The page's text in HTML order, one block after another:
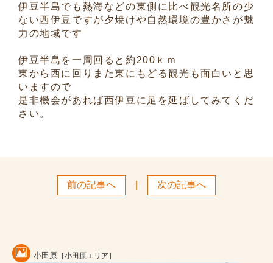
伊豆半島でも熱海などの東側に比べ観光名所の少
ない西伊豆ですが夕焼けや自然環境の豊かさが魅
力の地域です
伊豆半島を一周回ると約200ｋｍ
東から西に回りまた東にもどる観光も面白いと思
いますので
是非機会があれば西伊豆に足を延ばしてみてくだ
さい。
前の記事へ 次の記事へ
小田原 ［小田原エリア］